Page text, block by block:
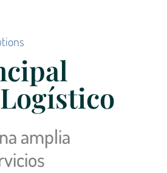
amplia